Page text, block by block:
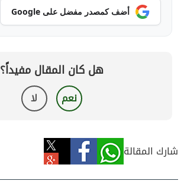
أضف كمصدر مفضل على Google
هل كان المقال مفيداً؟
نعم لا
شارك المقالة